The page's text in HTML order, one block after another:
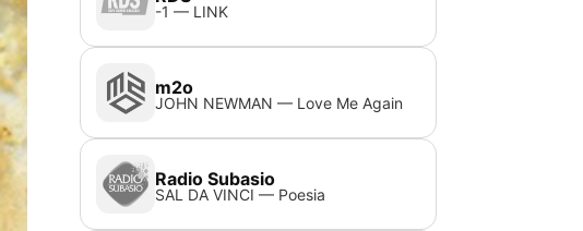
-1 — LINK
m2o
JOHN NEWMAN — Love Me Again
Radio Subasio
SAL DA VINCI — Poesia